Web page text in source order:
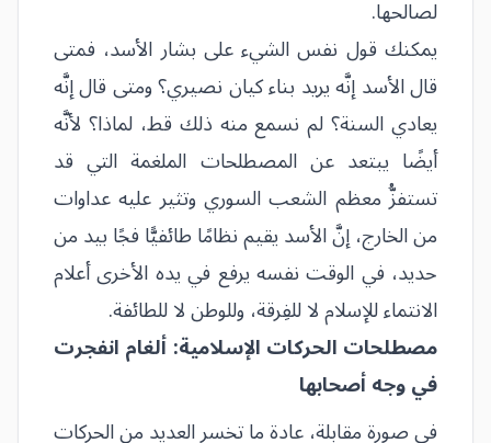
لصالحها.
يمكنك قول نفس الشيء على بشار الأسد، فمتى
قال الأسد إنَّه يريد بناء كيان نصيري؟ ومتى قال إنَّه
يعادي السنة؟ لم نسمع منه ذلك قط، لماذا؟ لأنَّه
أيضًا يبتعد عن المصطلحات الملغمة التي قد
تستفزُّ معظم الشعب السوري وتثير عليه عداوات
من الخارج، إنَّ الأسد يقيم نظامًا طائفيًّا فجًا بيد من
حديد، في الوقت نفسه يرفع في يده الأخرى أعلام
الانتماء للإسلام لا للفِرقة، وللوطن لا للطائفة.
مصطلحات الحركات الإسلامية: ألغام انفجرت
في وجه أصحابها
في صورة مقابلة، عادة ما تخسر العديد من الحركات